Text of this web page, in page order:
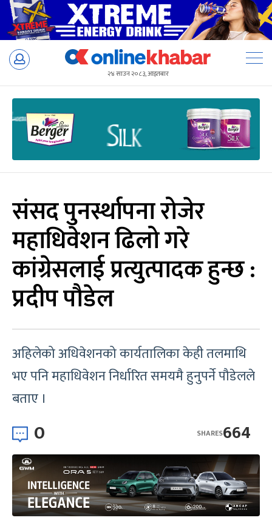
Skip
२४ साउन २०८३, आइतबार
संसद पुनर्स्थापना रोजेर
महाधिवेशन ढिलो गरे
कांग्रेसलाई प्रत्युत्पादक हुन्छ :
प्रदीप पौडेल
अहिलेको अधिवेशनको कार्यतालिका केही तलमाथि
भए पनि महाधिवेशन निर्धारित समयमै हुनुपर्ने पौडेलले
बताए ।
0 664
SHARES